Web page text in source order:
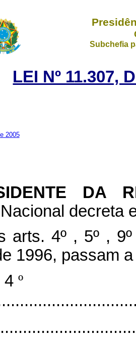
Subchefia
LEI Nº 11.307,
2005
DA
decreta
arts. 4º , 5º ,
1996, passam
4 º